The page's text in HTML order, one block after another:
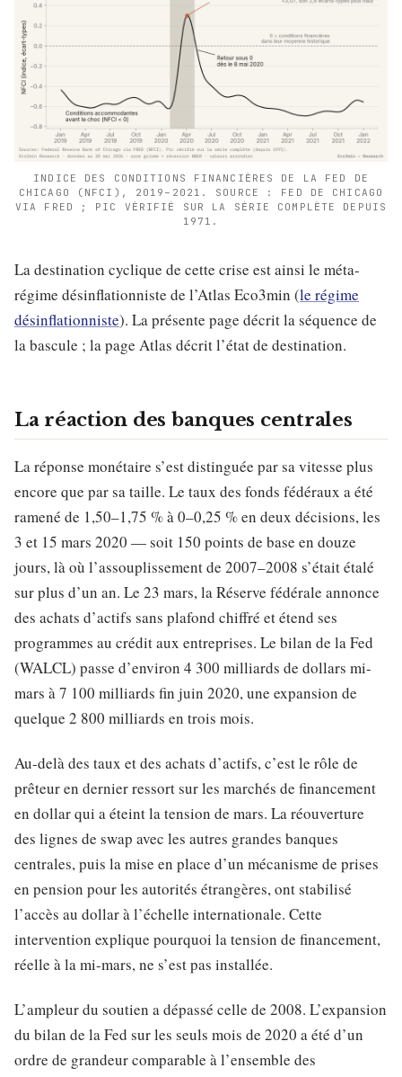
INDICE DES CONDITIONS FINANCIÈRES DE LA FED DE
CHICAGO (NFCI), 2019–2021. SOURCE : FED DE CHICAGO
VIA FRED ; PIC VÉRIFIÉ SUR LA SÉRIE COMPLÈTE DEPUIS
1971.
La destination cyclique de cette crise est ainsi le méta-
régime désinflationniste de l’Atlas Eco3min (le régime
désinflationniste). La présente page décrit la séquence de
la bascule ; la page Atlas décrit l’état de destination.
La réaction des banques centrales
La réponse monétaire s’est distinguée par sa vitesse plus
encore que par sa taille. Le taux des fonds fédéraux a été
ramené de 1,50–1,75 % à 0–0,25 % en deux décisions, les
3 et 15 mars 2020 — soit 150 points de base en douze
jours, là où l’assouplissement de 2007–2008 s’était étalé
sur plus d’un an. Le 23 mars, la Réserve fédérale annonce
des achats d’actifs sans plafond chiffré et étend ses
programmes au crédit aux entreprises. Le bilan de la Fed
(WALCL) passe d’environ 4 300 milliards de dollars mi-
mars à 7 100 milliards fin juin 2020, une expansion de
quelque 2 800 milliards en trois mois.
Au-delà des taux et des achats d’actifs, c’est le rôle de
prêteur en dernier ressort sur les marchés de financement
en dollar qui a éteint la tension de mars. La réouverture
des lignes de swap avec les autres grandes banques
centrales, puis la mise en place d’un mécanisme de prises
en pension pour les autorités étrangères, ont stabilisé
l’accès au dollar à l’échelle internationale. Cette
intervention explique pourquoi la tension de financement,
réelle à la mi-mars, ne s’est pas installée.
L’ampleur du soutien a dépassé celle de 2008. L’expansion
du bilan de la Fed sur les seuls mois de 2020 a été d’un
ordre de grandeur comparable à l’ensemble des